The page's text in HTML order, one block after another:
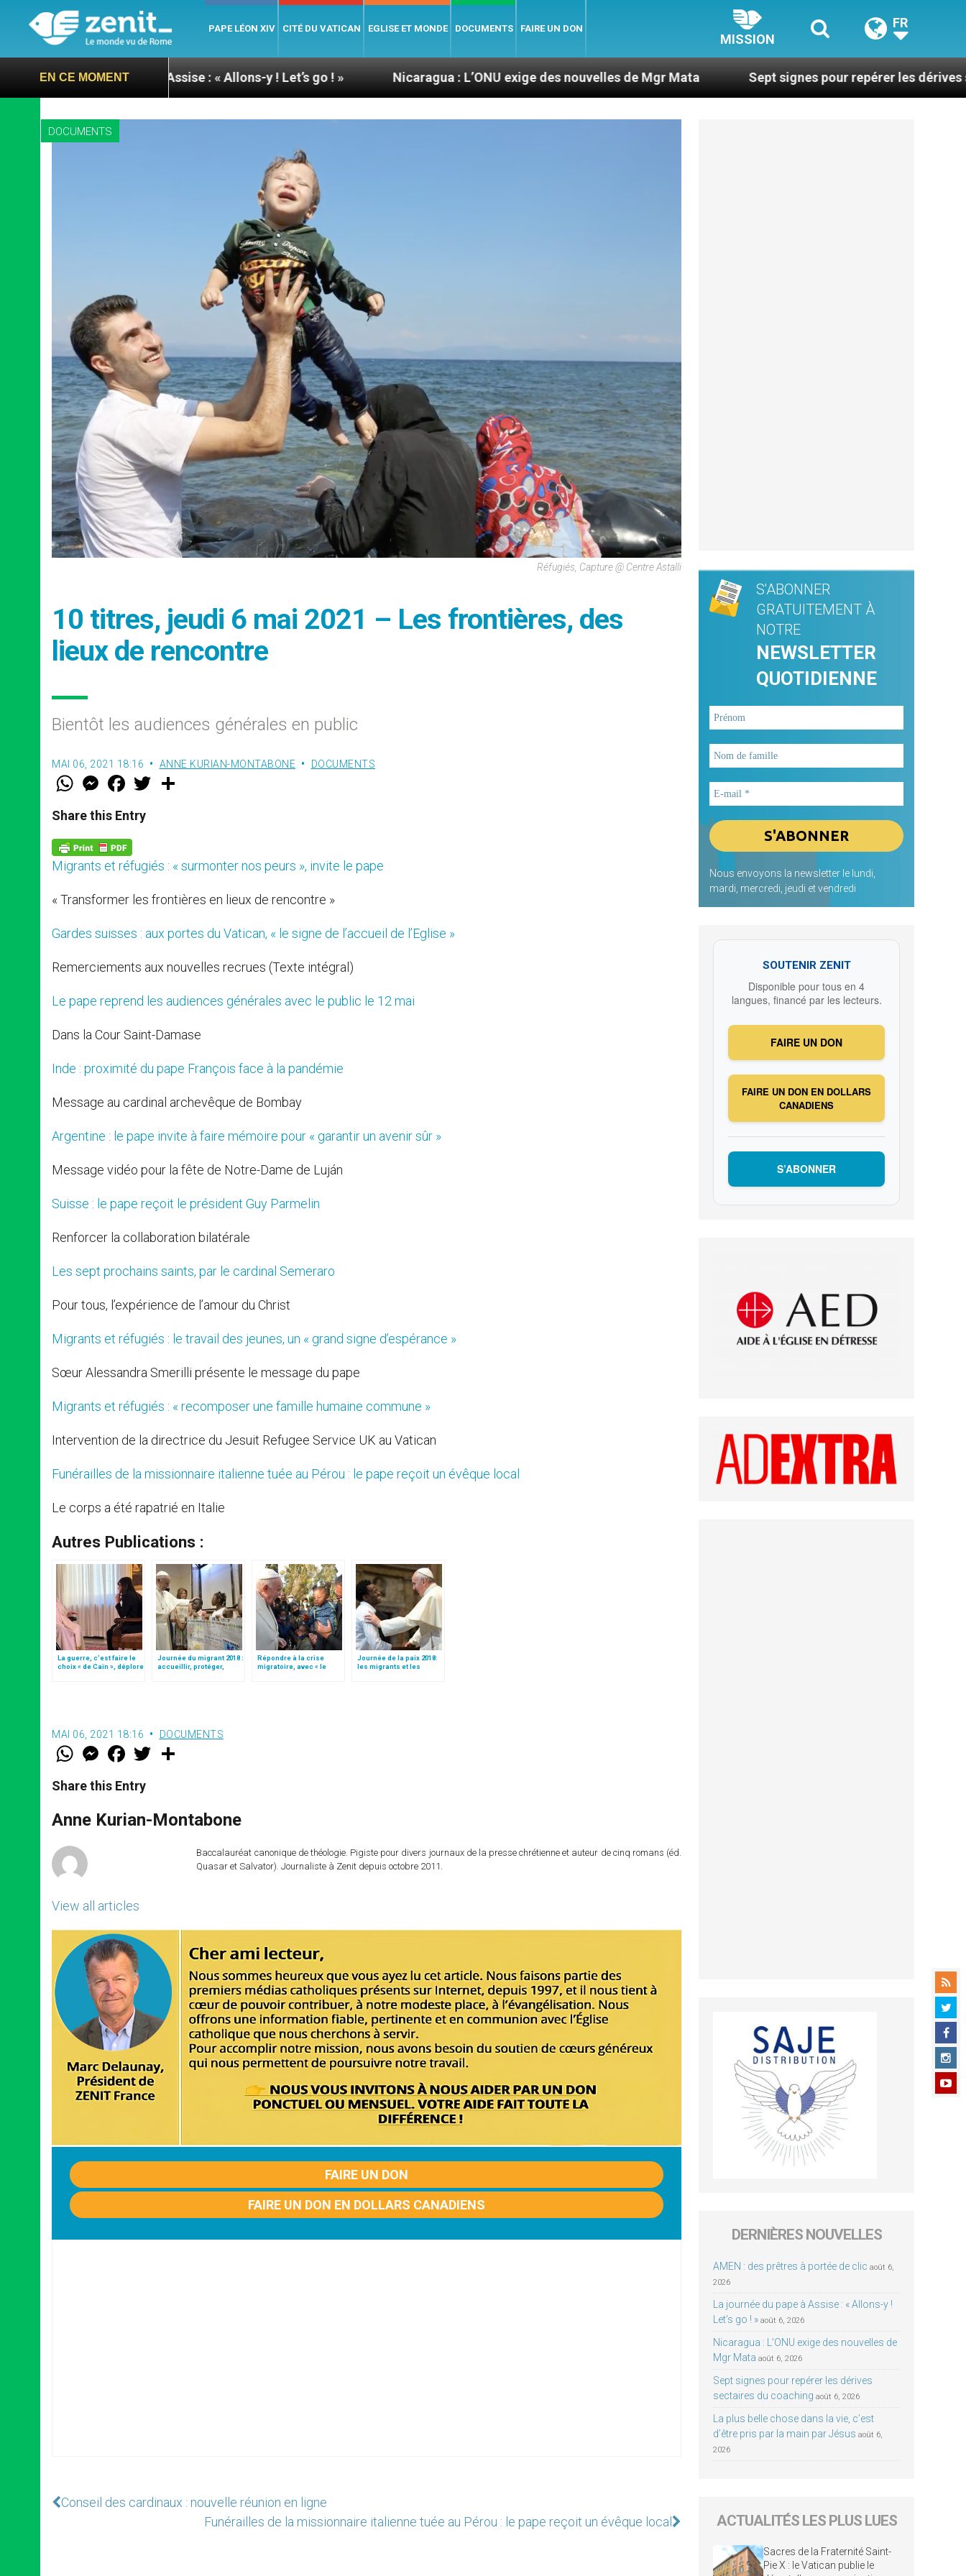
PAPE LÉON XIV CITÉ DU VATICAN EGLISE ET MONDE DOCUMENTS FAIRE UN DON
MISSION
FR
EN CE MOMENT
du pape à Assise : « Allons-y ! Let’s go ! » Nicaragua : L’ONU exige des nouvelles de Mgr Mata Sept signes pour repérer les dérives sectaires du
DOCUMENTS
Réfugiés, Capture @ Centre Astalli
10 titres, jeudi 6 mai 2021 – Les frontières, des
lieux de rencontre
Bientôt les audiences générales en public
MAI 06, 2021 18:16 ANNE KURIAN-MONTABONE DOCUMENTS
W
t
s
A
p
p
M
e
s
e
n
g
e
r
F
a
e
b
o
k
w
Share this Entry
Migrants et réfugiés : « surmonter nos peurs », invite le pape
« Transformer les frontières en lieux de rencontre »
Gardes suisses : aux portes du Vatican, « le signe de l’accueil de l’Eglise »
Remerciements aux nouvelles recrues (Texte intégral)
Le pape reprend les audiences générales avec le public le 12 mai
Dans la Cour Saint-Damase
Inde : proximité du pape François face à la pandémie
Message au cardinal archevêque de Bombay
Argentine : le pape invite à faire mémoire pour « garantir un avenir sûr »
Message vidéo pour la fête de Notre-Dame de Luján
Suisse : le pape reçoit le président Guy Parmelin
Renforcer la collaboration bilatérale
Les sept prochains saints, par le cardinal Semeraro
Pour tous, l’expérience de l’amour du Christ
Migrants et réfugiés : le travail des jeunes, un « grand signe d’espérance »
Sœur Alessandra Smerilli présente le message du pape
Migrants et réfugiés : « recomposer une famille humaine commune »
Intervention de la directrice du Jesuit Refugee Service UK au Vatican
Funérailles de la missionnaire italienne tuée au Pérou : le pape reçoit un évêque local
Le corps a été rapatrié en Italie
Autres Publications :
La guerre, c’est faire le
choix « de Caïn », déplore
Journée du migrant 2018 :
accueillir, protéger,
Répondre à la crise
migratoire, avec « le
Journée de la paix 2018:
les migrants et les
MAI 06, 2021 18:16 DOCUMENTS
W
t
s
p
p
M
e
s
e
g
e
F
a
e
b
o
k
w
r
Share this Entry
Anne Kurian-Montabone
View all articles
Baccalauréat canonique de théologie. Pigiste pour divers journaux de la presse chrétienne et auteur de cinq romans (éd.
Quasar et Salvator). Journaliste à Zenit depuis octobre 2011.
FAIRE UN DON
FAIRE UN DON EN DOLLARS CANADIENS
Conseil des cardinaux : nouvelle réunion en ligne
Funérailles de la missionnaire italienne tuée au Pérou : le pape reçoit un évêque local
S'ABONNER
GRATUITEMENT À
NOTRE
NEWSLETTER
QUOTIDIENNE
Nous envoyons la newsletter le lundi,
mardi, mercredi, jeudi et vendredi
SOUTENIR ZENIT
Disponible pour tous en 4
langues, financé par les lecteurs.
FAIRE UN DON
FAIRE UN DON EN DOLLARS
CANADIENS
S’ABONNER
DERNIÈRES NOUVELLES
AMEN : des prêtres à portée de clic août 6,
2026
La journée du pape à Assise : « Allons-y !
Let’s go ! » août 6, 2026
Nicaragua : L’ONU exige des nouvelles de
Mgr Mata août 6, 2026
Sept signes pour repérer les dérives
sectaires du coaching août 6, 2026
La plus belle chose dans la vie, c’est
d’être pris par la main par Jésus août 6,
2026
ACTUALITÉS LES PLUS LUES
Sacres de la Fraternité Saint-
Pie X : le Vatican publie le